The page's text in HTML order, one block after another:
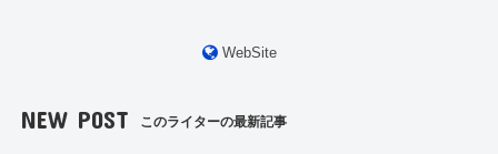
WebSite
NEW POST このライターの最新記事